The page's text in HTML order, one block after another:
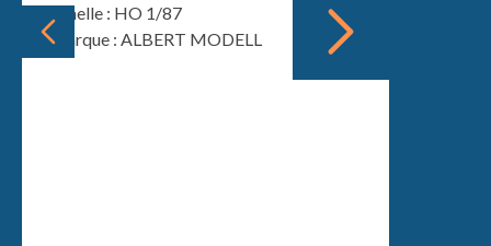
Echelle : HO 1/87
Marque : ALBERT MODELL